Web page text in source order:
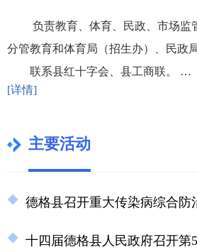
负责教育、体育、民政、市场监
分管教育和体育局（招生办）、民政
联系县红十字会、县工商联。 …
[详情]
主要活动